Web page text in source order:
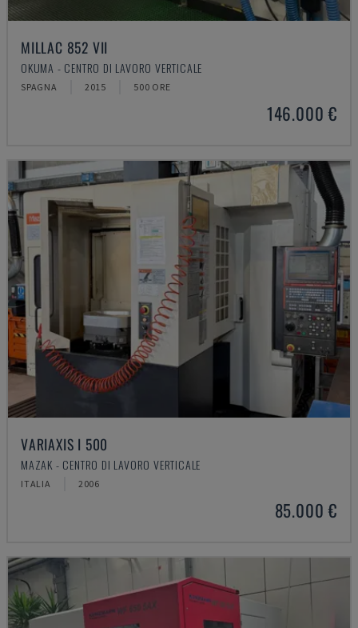
MILLAC 852 VII
OKUMA - CENTRO DI LAVORO VERTICALE
SPAGNA 2015 500 ORE
146.000 €
VARIAXIS I 500
MAZAK - CENTRO DI LAVORO VERTICALE
ITALIA 2006
85.000 €